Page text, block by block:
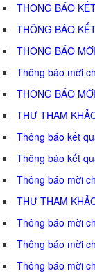
THÔNG BÁO
THÔNG BÁO
THÔNG BÁO
Thông báo mời
THÔNG BÁO
THƯ THAM
Thông báo kết
Thông báo kết
Thông báo mời
THƯ THAM
Thông báo mời
Thông báo mời
Thông báo mời